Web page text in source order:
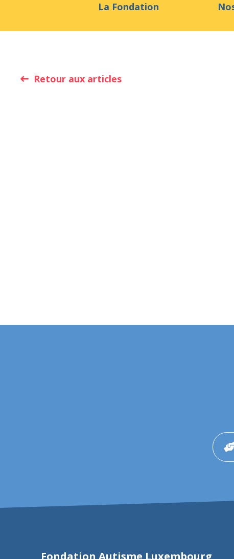
La Fondation
Retour aux articles
Fondation Autisme Luxembourg